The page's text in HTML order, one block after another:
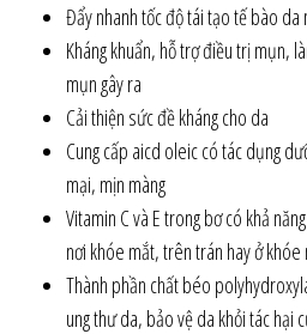
Đẩy nhanh tốc độ tái tạo tế bào da
Kháng khuẩn, hỗ trợ điều trị mụn,
mụn gây ra
Cải thiện sức đề kháng cho da
Cung cấp aicd oleic có tác dụng
mại, mịn màng
Vitamin C và E trong bơ có khả
nơi khóe mắt, trên trán hay ở khóe
Thành phần chất béo
ung thư da, bảo vệ da khỏi tác hại